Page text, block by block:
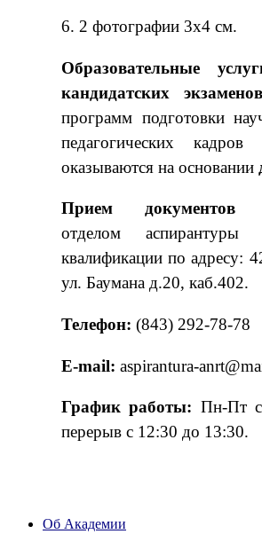
6. 2 фотографии 3х4 см.
Образовательные
кандидатских экзаменов
программ подготовки
педагогических
оказываются на основании
Прием документов
отделом
квалификации по адресу:
ул. Баумана д.20, каб.402.
Телефон: (843) 292-78-78
E-mail: aspirantura-
График работы: Пн-Пт
перерыв с 12:30 до 13:30.
Об Академии